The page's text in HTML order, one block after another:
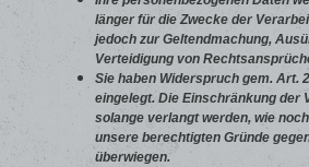
länger für die Zwecke der
jedoch zur Geltendmachung,
Verteidigung von
Sie haben Widerspruch gem. Art.
eingelegt. Die Einschränkung der
solange verlangt werden, wie
unsere berechtigten Gründe
überwiegen.